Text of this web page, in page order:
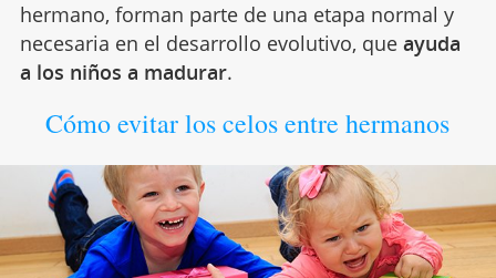
hermano, forman parte de una etapa normal y
necesaria en el desarrollo evolutivo, que ayuda
a los niños a madurar.
Cómo evitar los celos entre hermanos